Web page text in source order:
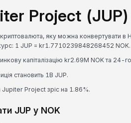
Project (JUP)
яку можна конвертувати в
1 JUP = kr1.7710239848268452 NOK.
капіталізацію kr2.69M NOK та 24-
становить 1B JUP.
Jupiter Project зріс на 1.86%.
JUP у NOK